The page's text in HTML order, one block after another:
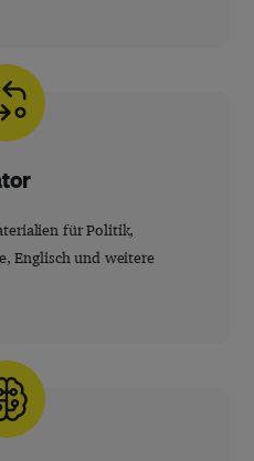
für Politik,
Englisch und weitere